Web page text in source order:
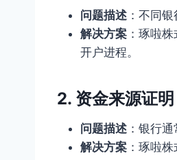
问题描述 ：不同
解决方案 ：琢啦
开户进程。
2. 资金来源证明
问题描述 ：银行
解决方案 ：琢啦